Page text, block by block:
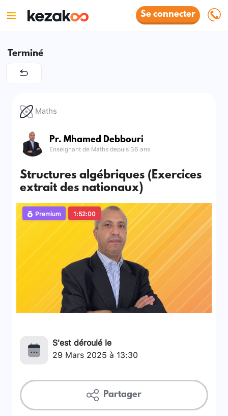
Se connecter
Terminé
Maths
Pr. Mhamed Debbouri
Enseignant de Maths depuis 36 ans
Structures algébriques (Exercices
extrait des nationaux)
Premium 1:52:00
S'est déroulé le
29 Mars 2025 à 13:30
Partager